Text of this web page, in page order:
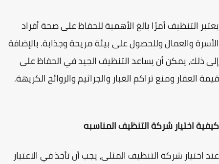
التنظيف أمرًا بالغ الأهمية للحفاظ على صحة أفراد
والعمال وللحصول على بيئة مريحة وجذابة. بالإضافة
ذلك، يمكن أن يساعد التنظيف الجيد في الحفاظ على
العقار ومنع تراكم الغبار والجراثيم والروائح الكريهة.
اختيار شركة التنظيف المناسبه
اختيار شركة التنظيف المثلى، يجب أن تأخذ في الاعتبار